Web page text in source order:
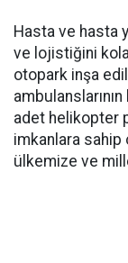
Hasta ve hasta
ve lojistiğini
otopark inşa
adet helikopter
imkanlara sahip
ülkemize ve